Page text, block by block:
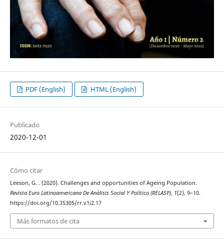
PDF (English) HTML (English)
Publicado
2020-12-01
Cómo citar
Leeson, G. . (2020). Challenges and opportunities of Ageing Population.
Revista Euro Latinoamericana De Análisis Social Y Político (RELASP), 1(2), 9–10.
https://doi.org/10.35305/rr.v1i2.17
Más formatos de cita